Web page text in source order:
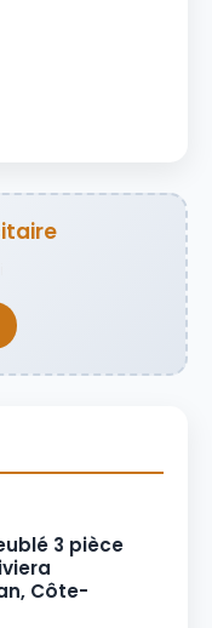
3 pièce
Côte-